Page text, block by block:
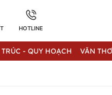
HOTLINE
- QUY HOẠCH VĂN THƠ